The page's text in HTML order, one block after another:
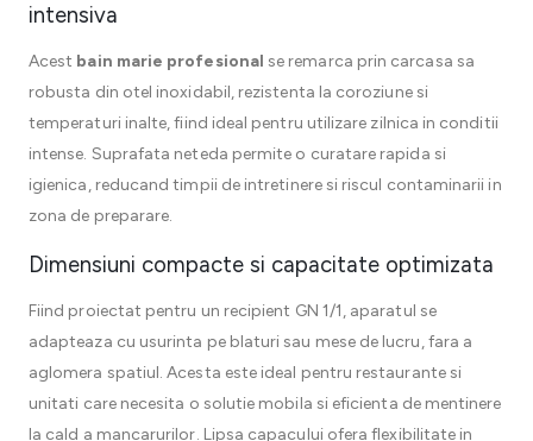
intensiva
Acest bain marie profesional se remarca prin carcasa sa
robusta din otel inoxidabil, rezistenta la coroziune si
temperaturi inalte, fiind ideal pentru utilizare zilnica in conditii
intense. Suprafata neteda permite o curatare rapida si
igienica, reducand timpii de intretinere si riscul contaminarii in
zona de preparare.
Dimensiuni compacte si capacitate optimizata
Fiind proiectat pentru un recipient GN 1/1, aparatul se
adapteaza cu usurinta pe blaturi sau mese de lucru, fara a
aglomera spatiul. Acesta este ideal pentru restaurante si
unitati care necesita o solutie mobila si eficienta de mentinere
la cald a mancarurilor. Lipsa capacului ofera flexibilitate in